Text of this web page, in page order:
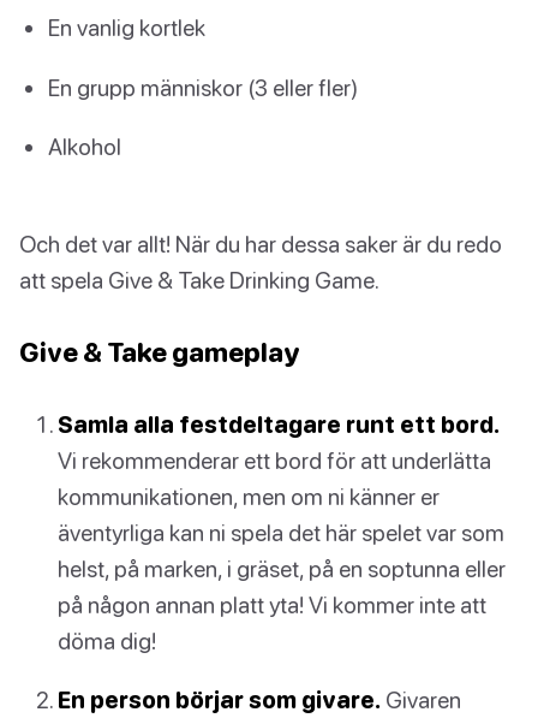
En vanlig kortlek
En grupp människor (3 eller fler)
Alkohol
Och det var allt! När du har dessa saker är du redo
att spela Give & Take Drinking Game.
Give & Take gameplay
Samla alla festdeltagare runt ett bord.
Vi rekommenderar ett bord för att underlätta
kommunikationen, men om ni känner er
äventyrliga kan ni spela det här spelet var som
helst, på marken, i gräset, på en soptunna eller
på någon annan platt yta! Vi kommer inte att
döma dig!
En person börjar som givare. Givaren